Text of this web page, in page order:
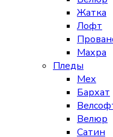
Жатка
Лофт
Махра
Пледы
Мех
Бархат
Велюр
Сатин